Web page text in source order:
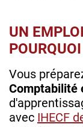
UN
Vous
Comptabilité
avec IHECF